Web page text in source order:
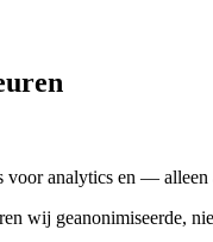
voor analytics en —
wij geanonimiseerde,